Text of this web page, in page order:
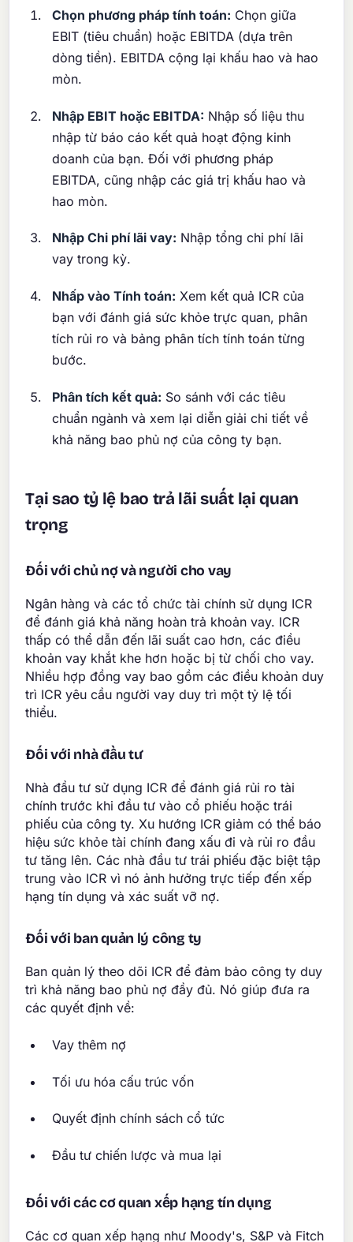
Chọn phương pháp tính toán: Chọn giữa
EBIT (tiêu chuẩn) hoặc EBITDA (dựa trên
dòng tiền). EBITDA cộng lại khấu hao và hao
mòn.
Nhập EBIT hoặc EBITDA: Nhập số liệu thu
nhập từ báo cáo kết quả hoạt động kinh
doanh của bạn. Đối với phương pháp
EBITDA, cũng nhập các giá trị khấu hao và
hao mòn.
Nhập Chi phí lãi vay: Nhập tổng chi phí lãi
vay trong kỳ.
Nhấp vào Tính toán: Xem kết quả ICR của
bạn với đánh giá sức khỏe trực quan, phân
tích rủi ro và bảng phân tích tính toán từng
bước.
Phân tích kết quả: So sánh với các tiêu
chuẩn ngành và xem lại diễn giải chi tiết về
khả năng bao phủ nợ của công ty bạn.
Tại sao tỷ lệ bao trả lãi suất lại quan
trọng
Đối với chủ nợ và người cho vay
Ngân hàng và các tổ chức tài chính sử dụng ICR
để đánh giá khả năng hoàn trả khoản vay. ICR
thấp có thể dẫn đến lãi suất cao hơn, các điều
khoản vay khắt khe hơn hoặc bị từ chối cho vay.
Nhiều hợp đồng vay bao gồm các điều khoản duy
trì ICR yêu cầu người vay duy trì một tỷ lệ tối
thiểu.
Đối với nhà đầu tư
Nhà đầu tư sử dụng ICR để đánh giá rủi ro tài
chính trước khi đầu tư vào cổ phiếu hoặc trái
phiếu của công ty. Xu hướng ICR giảm có thể báo
hiệu sức khỏe tài chính đang xấu đi và rủi ro đầu
tư tăng lên. Các nhà đầu tư trái phiếu đặc biệt tập
trung vào ICR vì nó ảnh hưởng trực tiếp đến xếp
hạng tín dụng và xác suất vỡ nợ.
Đối với ban quản lý công ty
Ban quản lý theo dõi ICR để đảm bảo công ty duy
trì khả năng bao phủ nợ đầy đủ. Nó giúp đưa ra
các quyết định về:
Vay thêm nợ
Tối ưu hóa cấu trúc vốn
Quyết định chính sách cổ tức
Đầu tư chiến lược và mua lại
Đối với các cơ quan xếp hạng tín dụng
Các cơ quan xếp hạng như Moody's, S&P và Fitch